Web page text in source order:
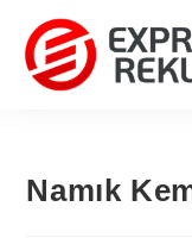
Namık